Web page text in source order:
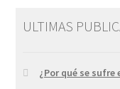
ULTIMAS
¿Por qué se sufre